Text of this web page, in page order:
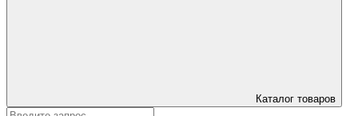
Каталог товаров